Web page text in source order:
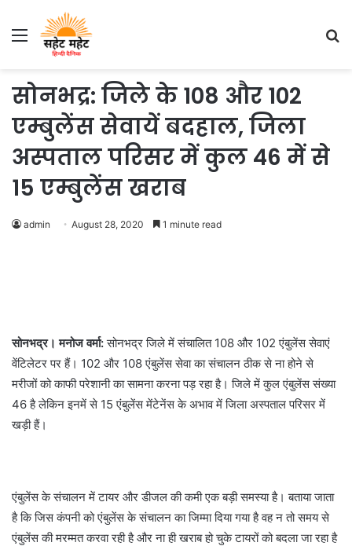
Menu
सोनभद्र: जिले के 108 और 102
एम्बुलेंस सेवायें बदहाल, जिला
अस्पताल परिसर में कुल 46 में से
15 एम्बुलेंस खराब
admin August 28, 2020 1 minute read
सोनभद्र। मनोज वर्मा:सोनभद्र जिले में संचालित 108 और 102 एंबुलेंस सेवाएं
वेंटिलेटर पर हैं। 102 और 108 एंबुलेंस सेवा का संचालन ठीक से ना होने से
मरीजों को काफी परेशानी का सामना करना पड़ रहा है। जिले में कुल एंबुलेंस संख्या
46 है लेकिन इनमें से 15 एंबुलेंस मेंटेनेंस के अभाव में जिला अस्पताल परिसर में
खड़ी हैं।
एंबुलेंस के संचालन में टायर और डीजल की कमी एक बड़ी समस्या है। बताया जाता
है कि जिस कंपनी को एंबुलेंस के संचालन का जिम्मा दिया गया है वह न तो समय से
एंबुलेंस की मरम्मत करवा रही है और ना ही खराब हो चुके टायरों को बदला जा रहा है